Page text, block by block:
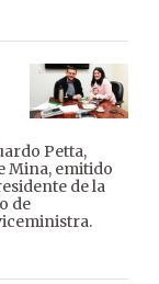
Petta,
Mina, emitido
de la
de